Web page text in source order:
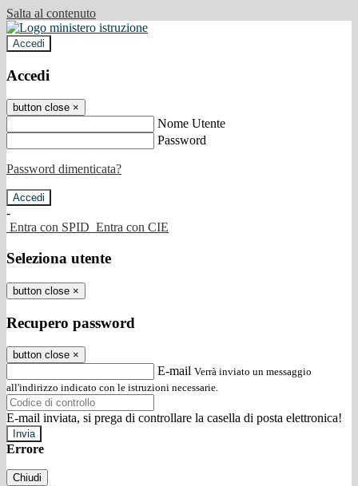
Salta al contenuto
Accedi
Accedi
button close ×
Nome Utente
Password
Password dimenticata?
-
Entra con SPID Entra con CIE
Seleziona utente
button close ×
Recupero password
button close ×
E-mail Verrà inviato un messaggio
all'indirizzo indicato con le istruzioni necessarie.
E-mail inviata, si prega di controllare la casella di posta elettronica!
Errore
Chiudi